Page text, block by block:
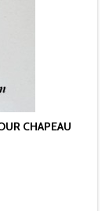
CHAPEAU